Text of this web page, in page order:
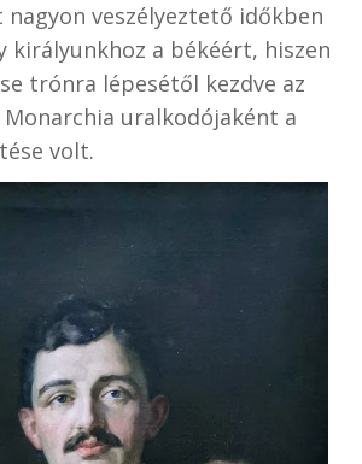
nagyon veszélyeztető időkben
királyunkhoz a békéért, hiszen
trónra lépesétől kezdve az
uralkodójaként a
volt.